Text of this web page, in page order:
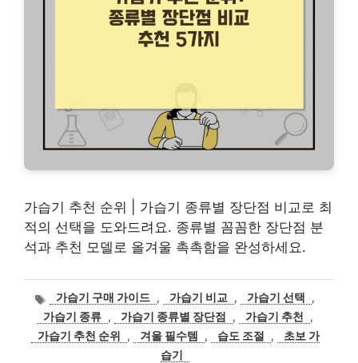
가습기 추천 순위 | 가습기 종류별 장단점 비교로 최
적의 선택을 도와드려요. 종류별 꼼꼼한 장단점 분
석과 추천 모델로 올겨울 촉촉함을 완성하세요.
태
그
가습기 구매 가이드 , 가습기 비교 , 가습기 선택
,
가습기 종류 , 가습기 종류별 장단점 , 가습기 추천
,
가습기 추천 순위
, 겨울 필수템 , 습도 조절 ,
초보 가
습기